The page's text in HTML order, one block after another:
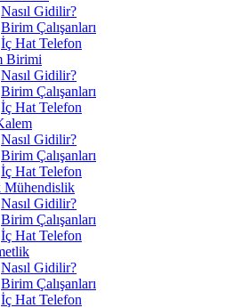
Nasıl Gidilir?
Birim Çalışanları
İç Hat Telefon
Birimi
Nasıl Gidilir?
Birim Çalışanları
İç Hat Telefon
Nasıl Gidilir?
Birim Çalışanları
İç Hat Telefon
Nasıl Gidilir?
Birim Çalışanları
İç Hat Telefon
Nasıl Gidilir?
Birim Çalışanları
İç Hat Telefon